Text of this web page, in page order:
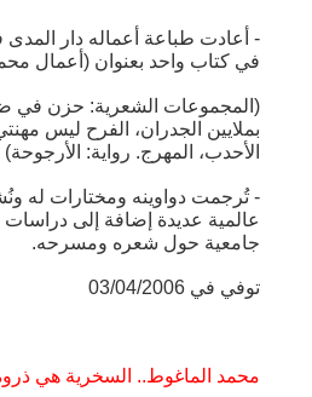
في كتاب واحد بعنوان (أعمال
(المجموعات الشعرية: حزن في
بملايين الجدران، الفرح ليس
الأحدب، المهرج. رواية: الأرجوحة)
- تُرجمت دواوينه ومختارات له
عالمية عديدة إضافة إلى
جامعية حول شعره ومسرحه.
توفي في 03/04/2006
محمد الماغوط.. السخرية هي ذروة